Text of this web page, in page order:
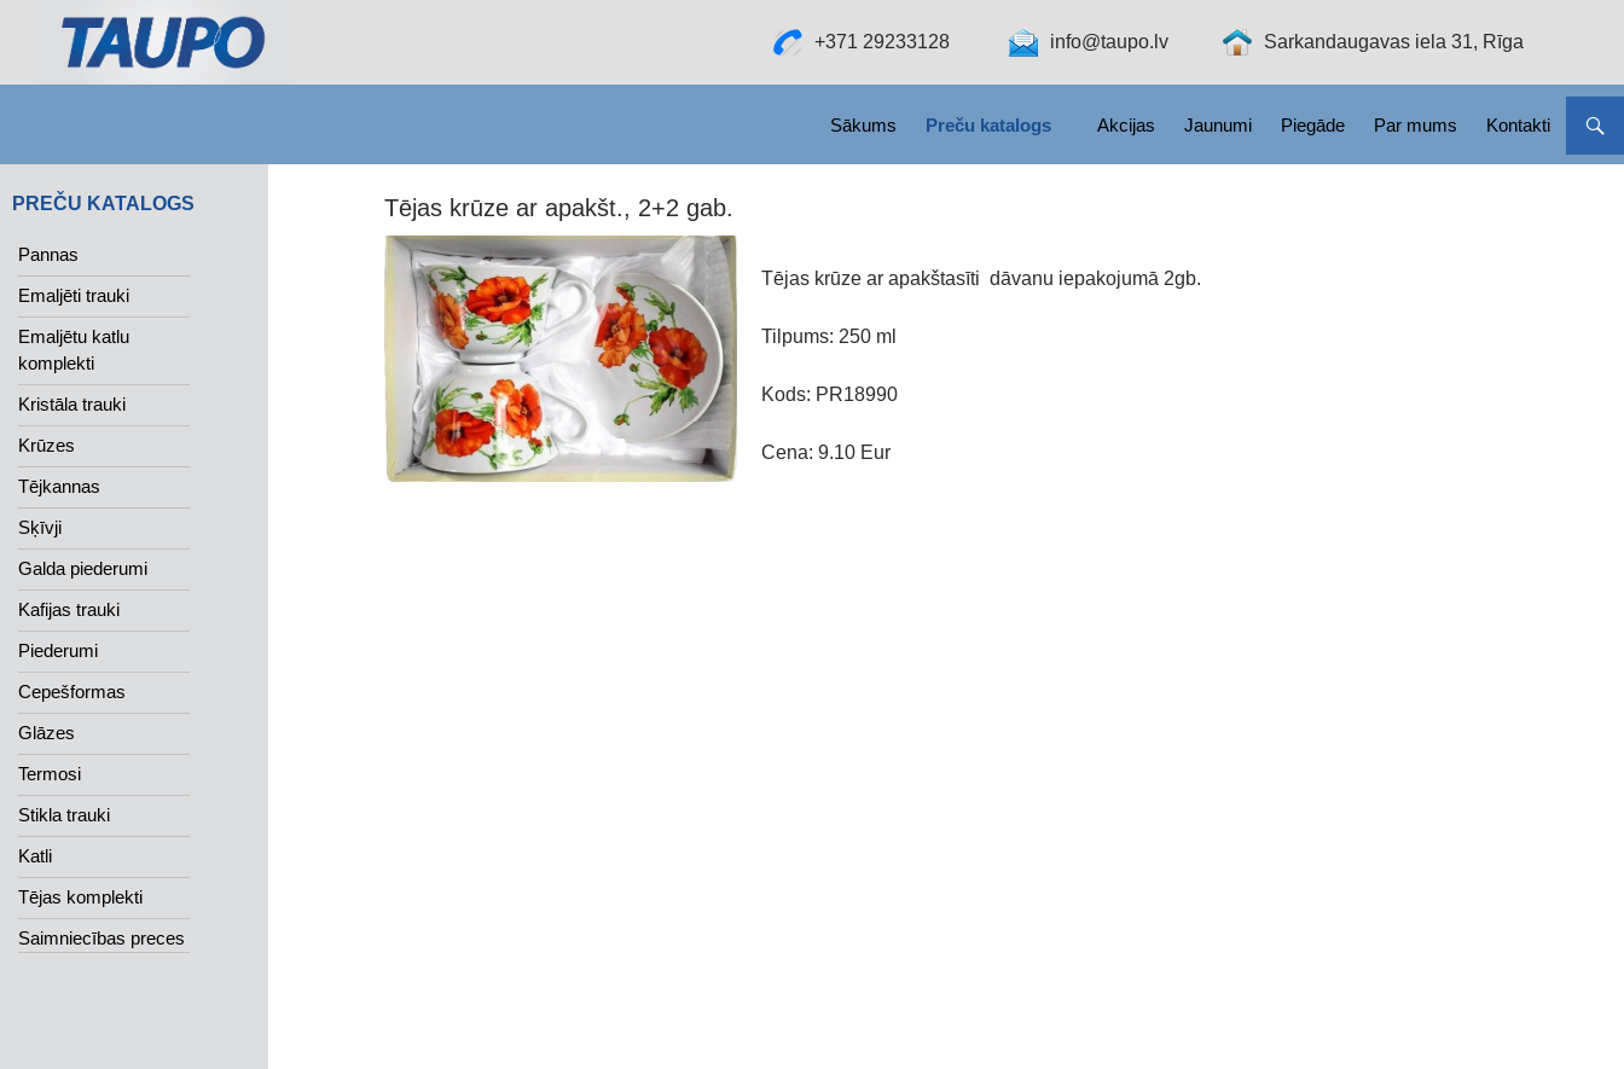
+371 29233128 info@taupo.lv Sarkandaugavas iela 31, Rīga
Sākums Preču katalogs Akcijas Jaunumi Piegāde Par mums Kontakti
Tējas krūze ar apakšt., 2+2 gab.
Tējas krūze ar apakštasīti dāvanu iepakojumā 2gb.
Tilpums: 250 ml
Kods: PR18990
Cena: 9.10 Eur
PREČU KATALOGS
Pannas
Emaljēti trauki
Emaljētu katlu
komplekti
Kristāla trauki
Krūzes
Tējkannas
Sķīvji
Galda piederumi
Kafijas trauki
Piederumi
Cepešformas
Glāzes
Termosi
Stikla trauki
Katli
Tējas komplekti
Saimniecības preces